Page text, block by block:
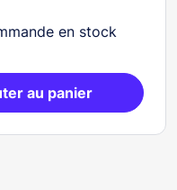
en stock
au panier